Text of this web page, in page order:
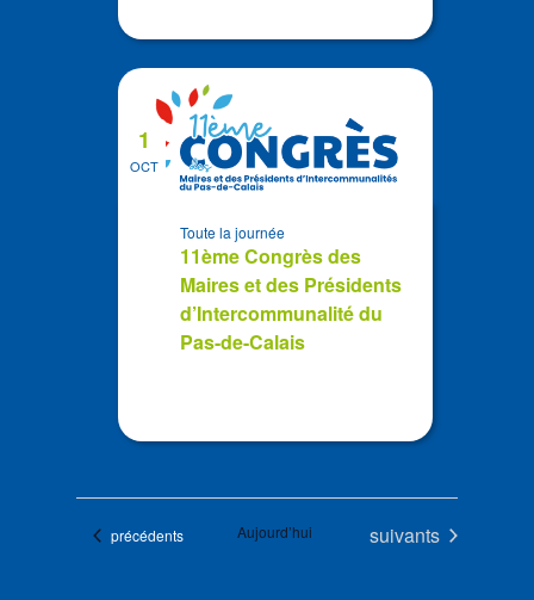
OCT
1
11ème Congrès des
Maires et des Présidents
d’Intercommunalité du
Pas-de-Calais
Toute la journée
Évènements
précédents Aujourd’hui Évènements
suivants